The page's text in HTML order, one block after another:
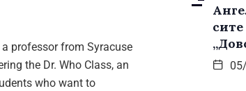
professor from Syracuse
the Dr. Who Class, an
who want to